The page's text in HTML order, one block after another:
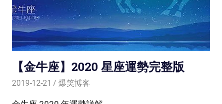
【金牛座】2020 星座運勢完整版
2019-12-21 爆笑博客